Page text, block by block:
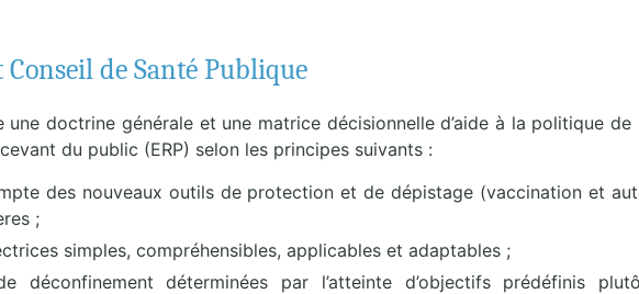
de Santé Publique
une doctrine générale et une matrice décisionnelle d’aide à la politique
du public (ERP) selon les principes suivants :
des nouveaux outils de protection et de dépistage (vaccination et
;
simples, compréhensibles, applicables et adaptables ;
déconfinement déterminées par l’atteinte d’objectifs prédéfinis